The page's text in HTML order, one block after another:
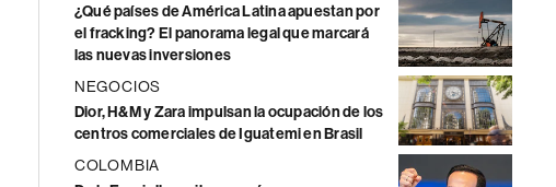
¿Qué países de América Latina apuestan por
el fracking? El panorama legal que marcará
las nuevas inversiones
NEGOCIOS
Dior, H&M y Zara impulsan la ocupación de los
centros comerciales de Iguatemi en Brasil
COLOMBIA